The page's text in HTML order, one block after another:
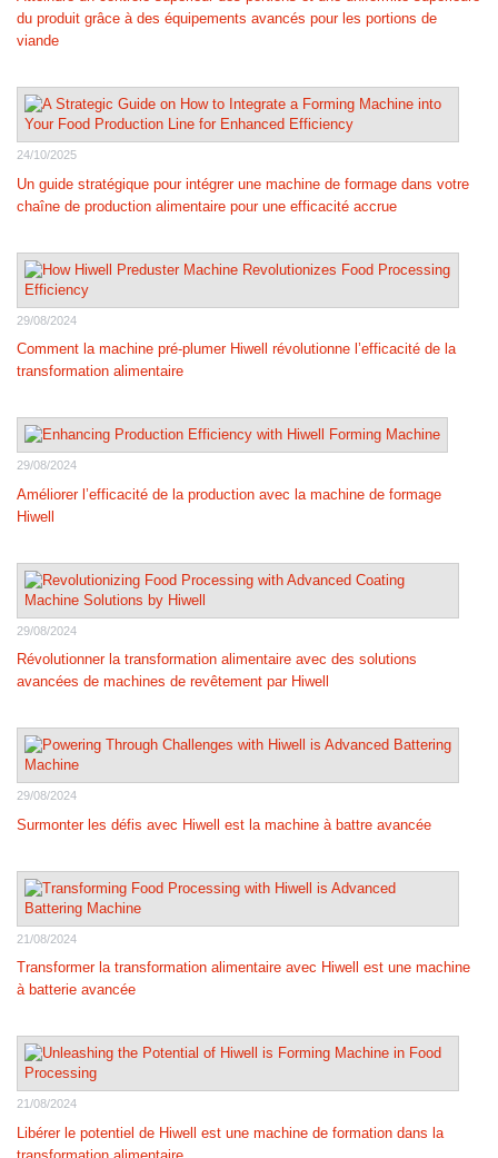
du produit grâce à des équipements avancés pour les portions de
viande
24/10/2025
Un guide stratégique pour intégrer une machine de formage dans votre
chaîne de production alimentaire pour une efficacité accrue
29/08/2024
Comment la machine pré-plumer Hiwell révolutionne l’efficacité de la
transformation alimentaire
29/08/2024
Améliorer l’efficacité de la production avec la machine de formage
Hiwell
29/08/2024
Révolutionner la transformation alimentaire avec des solutions
avancées de machines de revêtement par Hiwell
29/08/2024
Surmonter les défis avec Hiwell est la machine à battre avancée
21/08/2024
Transformer la transformation alimentaire avec Hiwell est une machine
à batterie avancée
21/08/2024
Libérer le potentiel de Hiwell est une machine de formation dans la
transformation alimentaire